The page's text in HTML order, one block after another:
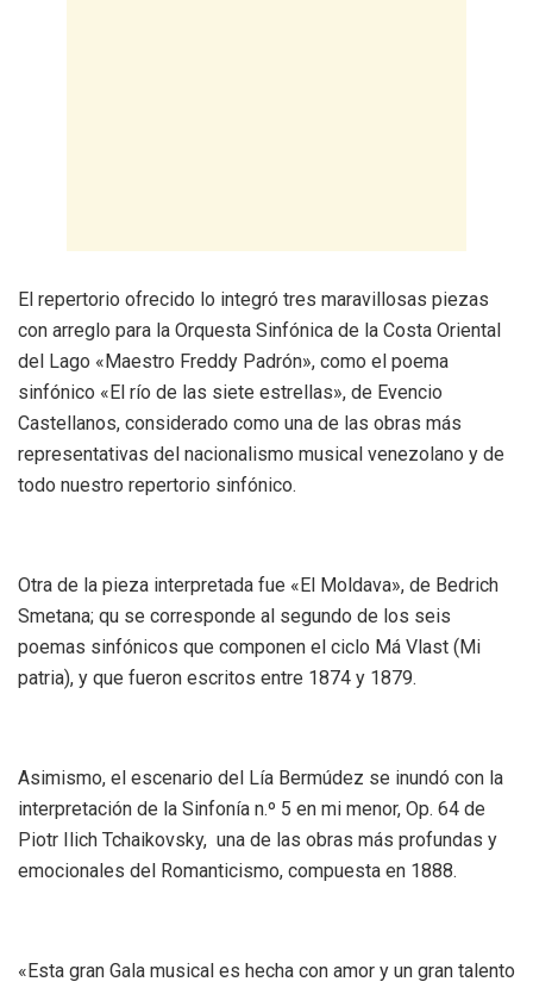
El repertorio ofrecido lo integró tres maravillosas piezas
con arreglo para la Orquesta Sinfónica de la Costa Oriental
del Lago «Maestro Freddy Padrón», como el poema
sinfónico «El río de las siete estrellas», de Evencio
Castellanos, considerado como una de las obras más
representativas del nacionalismo musical venezolano y de
todo nuestro repertorio sinfónico.
Otra de la pieza interpretada fue «El Moldava», de Bedrich
Smetana; qu se corresponde al segundo de los seis
poemas sinfónicos que componen el ciclo Má Vlast (Mi
patria), y que fueron escritos entre 1874 y 1879.
Asimismo, el escenario del Lía Bermúdez se inundó con la
interpretación de la Sinfonía n.º 5 en mi menor, Op. 64 de
Piotr Ilich Tchaikovsky, una de las obras más profundas y
emocionales del Romanticismo, compuesta en 1888.
«Esta gran Gala musical es hecha con amor y un gran talento